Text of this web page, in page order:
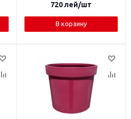
720лей/шт
В корзину